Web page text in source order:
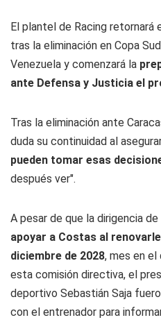
El plantel de Racing retornará
tras la eliminación en Copa
Venezuela y comenzará la
ante Defensa y Justicia el
Tras la eliminación ante
duda su continuidad al
pueden tomar esas
después ver".
A pesar de que la dirigencia
apoyar a Costas al
diciembre de 2028, mes en el
esta comisión directiva, el
deportivo Sebastián Saja
con el entrenador para